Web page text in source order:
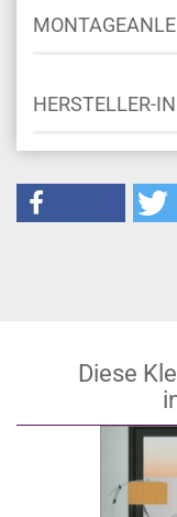
HERSTELLER-
Diese